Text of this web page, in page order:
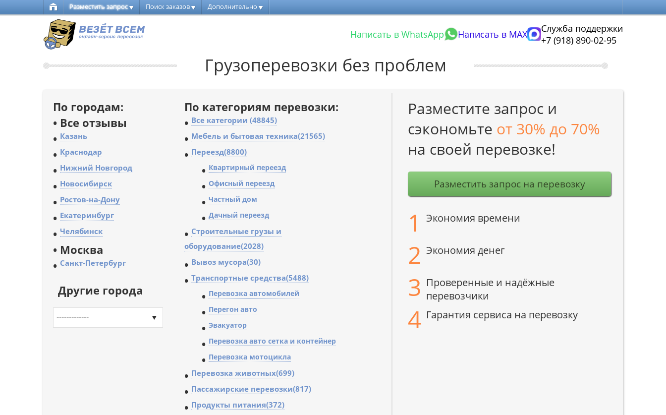
Разместить запрос Поиск заказов Дополнительно
Написать в WhatsApp Написать в MAX
Служба поддержки
+7 (918) 890-02-95
Грузоперевозки без проблем
По городам:
• Все отзывы
• Казань
• Краснодар
• Нижний Новгород
• Новосибирск
• Ростов-на-Дону
• Екатеринбург
• Челябинск
• Москва
• Санкт-Петербург
Другие города
-------------
По категориям перевозки:
• Все категории (48845)
• Мебель и бытовая техника(21565)
• Переезд(8800)
• Квартирный переезд
• Офисный переезд
• Частный дом
• Дачный переезд
• Строительные грузы и
оборудование(2028)
• Вывоз мусора(30)
• Транспортные средства(5488)
• Перевозка автомобилей
• Перегон авто
• Эвакуатор
• Перевозка авто сетка и контейнер
• Перевозка мотоцикла
• Перевозка животных(699)
• Пассажирские перевозки(817)
• Продукты питания(372)
Разместите запрос и
сэкономьте от 30% до 70%
на своей перевозке!
Разместить запрос на перевозку
1 Экономия времени
2 Экономия денег
3 Проверенные и надёжные
перевозчики
4 Гарантия сервиса на перевозку